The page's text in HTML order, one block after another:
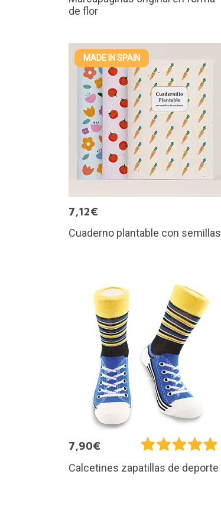
de flor
MADE IN SPAIN
7,12€
Cuaderno plantable con semillas
7,90€
Calcetines zapatillas de deporte